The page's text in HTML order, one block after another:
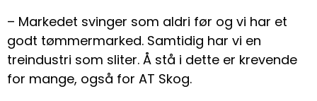
– Markedet svinger som aldri før og vi har et
godt tømmermarked. Samtidig har vi en
treindustri som sliter. Å stå i dette er krevende
for mange, også for AT Skog.